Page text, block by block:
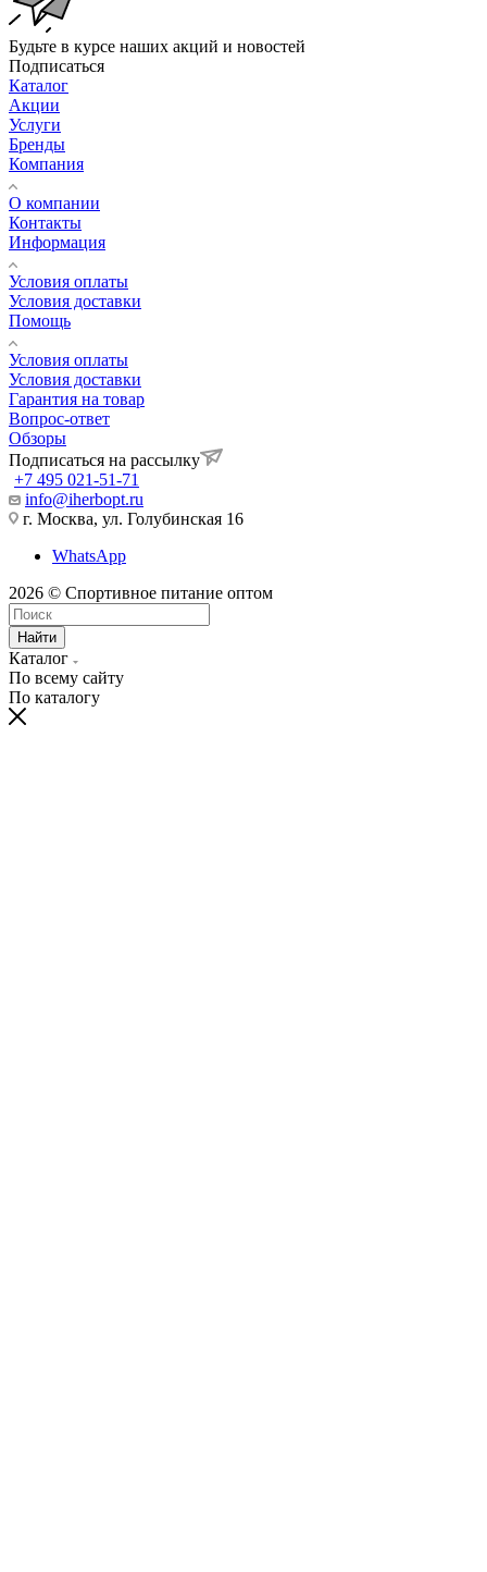
Будьте в курсе наших акций и новостей
Подписаться
Каталог
Акции
Услуги
Бренды
Компания
О компании
Контакты
Информация
Условия оплаты
Условия доставки
Помощь
Условия оплаты
Условия доставки
Гарантия на товар
Вопрос-ответ
Обзоры
Подписаться на рассылку
+7 495 021-51-71
info@iherbopt.ru
г. Москва, ул. Голубинская 16
WhatsApp
2026 © Спортивное питание оптом
Найти
Каталог
По всему сайту
По каталогу